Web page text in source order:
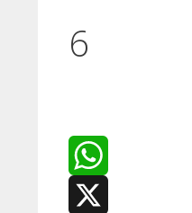
6
WhatsApp